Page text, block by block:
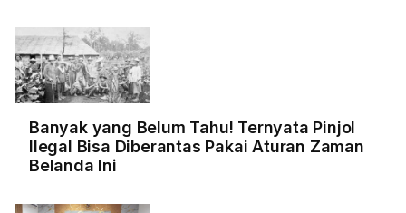
Banyak yang Belum Tahu! Ternyata Pinjol
Ilegal Bisa Diberantas Pakai Aturan Zaman
Belanda Ini